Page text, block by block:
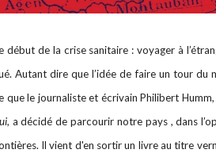
début de la crise sanitaire : voyager à
Autant dire que l’idée de faire un tour du
que le journaliste et écrivain Philibert
a décidé de parcourir notre pays , dans
Il vient d'en sortir un livre au titre